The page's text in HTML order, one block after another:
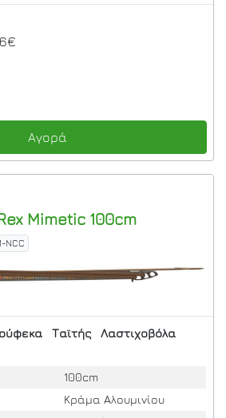
Αγορά
Mimetic 100cm
NCC
Ταϊτής
Λαστιχοβόλα
100cm
Κράμα Αλουμινίου